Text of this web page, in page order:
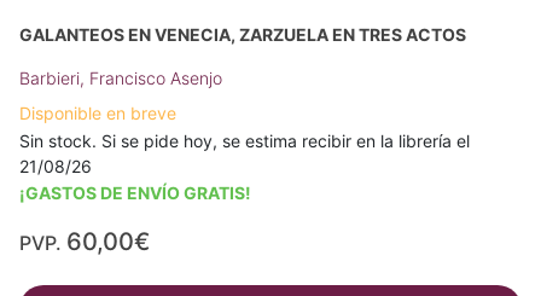
GALANTEOS EN VENECIA, ZARZUELA EN TRES ACTOS
Barbieri, Francisco Asenjo
Disponible en breve
Sin stock. Si se pide hoy, se estima recibir en la librería el
21/08/26
¡GASTOS DE ENVÍO GRATIS!
PVP. 60,00€